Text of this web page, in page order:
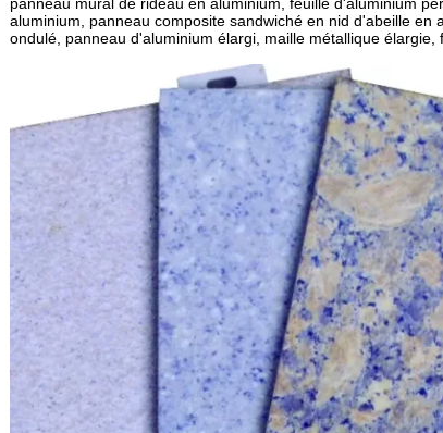
aluminium, panneau composite sandwiché en nid d'abeille
ondulé, panneau d'aluminium élargi, maille métallique